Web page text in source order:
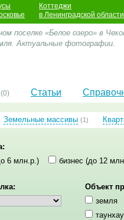
Коттеджи
в Ленинградской области
поселке «Белое озеро» в
Актуальные фотографии.
(0) Статьи
Земельные массивы (1)
6 млн.р.)
бизнес (до 12
Объект
земля